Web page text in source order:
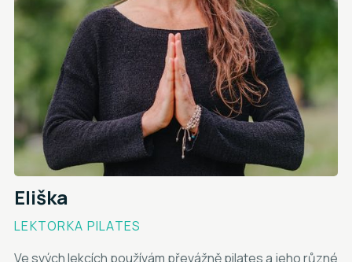
Eliška
LEKTORKA PILATES
Ve svých lekcích používám převážně pilates a jeho různé